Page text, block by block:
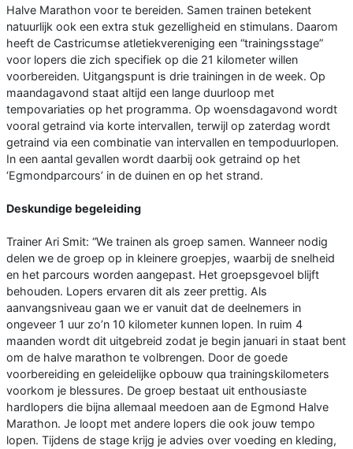
Halve Marathon voor te bereiden. Samen trainen betekent
natuurlijk ook een extra stuk gezelligheid en stimulans. Daarom
heeft de Castricumse atletiekvereniging een “trainingsstage”
voor lopers die zich specifiek op die 21 kilometer willen
voorbereiden. Uitgangspunt is drie trainingen in de week. Op
maandagavond staat altijd een lange duurloop met
tempovariaties op het programma. Op woensdagavond wordt
vooral getraind via korte intervallen, terwijl op zaterdag wordt
getraind via een combinatie van intervallen en tempoduurlopen.
In een aantal gevallen wordt daarbij ook getraind op het
‘Egmondparcours’ in de duinen en op het strand.
Deskundige begeleiding
Trainer Ari Smit: “We trainen als groep samen. Wanneer nodig
delen we de groep op in kleinere groepjes, waarbij de snelheid
en het parcours worden aangepast. Het groepsgevoel blijft
behouden. Lopers ervaren dit als zeer prettig. Als
aanvangsniveau gaan we er vanuit dat de deelnemers in
ongeveer 1 uur zo’n 10 kilometer kunnen lopen. In ruim 4
maanden wordt dit uitgebreid zodat je begin januari in staat bent
om de halve marathon te volbrengen. Door de goede
voorbereiding en geleidelijke opbouw qua trainingskilometers
voorkom je blessures. De groep bestaat uit enthousiaste
hardlopers die bijna allemaal meedoen aan de Egmond Halve
Marathon. Je loopt met andere lopers die ook jouw tempo
lopen. Tijdens de stage krijg je advies over voeding en kleding,